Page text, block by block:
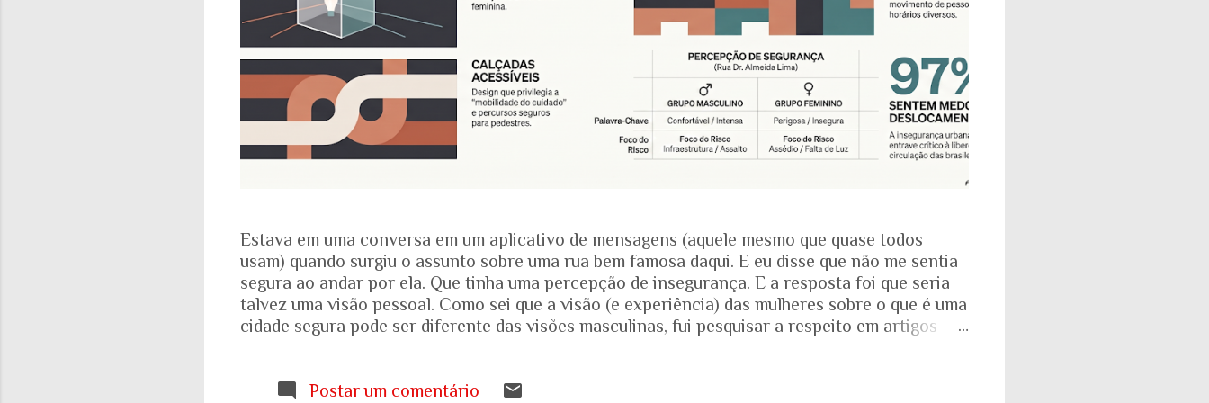
Estava em uma conversa em um aplicativo de mensagens (aquele mesmo que quase todos
usam) quando surgiu o assunto sobre uma rua bem famosa daqui. E eu disse que não me sentia
segura ao andar por ela. Que tinha uma percepção de insegurança. E a resposta foi que seria
talvez uma visão pessoal. Como sei que a visão (e experiência) das mulheres sobre o que é uma
cidade segura pode ser diferente das visões masculinas, fui pesquisar a respeito em artigos
Locomotiva, divulgada em setembro de 2024, mostrou um dado alarmante: que 97% das
Postar um comentário